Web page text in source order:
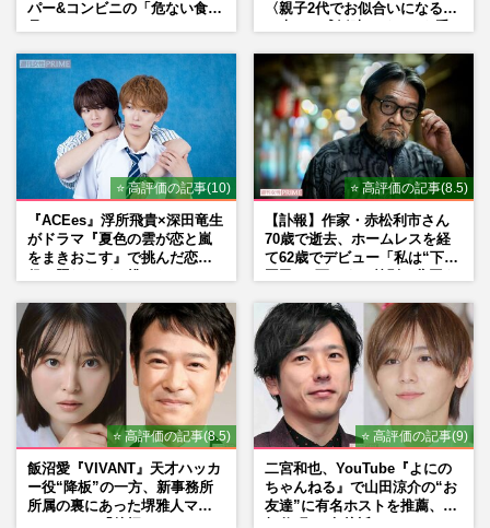
パー&コンビニの「危ない食
〈親子2代でお似合いになる〉
⭐ 高評価の記事(10)
『ACEes』浮所飛貴×深田竜生
がドラマ『夏色の雲が恋と嵐
をまきおこす』で挑んだ恋人
⭐ 高評価の記事(8.5)
【訃報】作家・赤松利市さん
70歳で逝去、ホームレスを経
て62歳でデビュー「私は“下級
⭐ 高評価の記事(8.5)
飯沼愛『VIVANT』天才ハッカ
ー役“降板”の一方、新事務所
所属の裏にあった堺雅人マネ
⭐ 高評価の記事(9)
二宮和也、YouTube『よにの
ちゃんねる』で山田涼介の“お
友達”に有名ホストを推薦、歌